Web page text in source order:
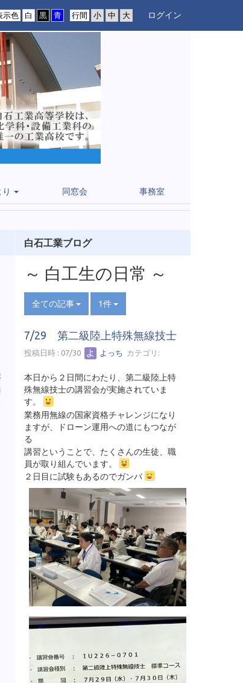
行間
示色 ログイン
同窓会 事務室
白石工業ブログ
～ 白工生の日常 ～
全ての記事 1件
7/29 第二級陸上特殊無線技士
投稿日時 : 07/30 よっち カテゴリ:
本日から２日間にわたり、第二級陸上特
殊無線技士の講習会が実施されていま
す。
業務用無線の国家資格チャレンジになり
ますが、ドローン運用への道にもつなが
る
講習ということで、たくさんの生徒、職
員が取り組んでいます。
２日目に試験もあるのでガンバ